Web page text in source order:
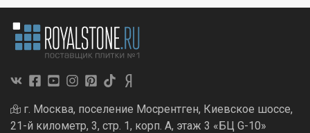
г. Москва, поселение Мосрентген, Киевское шоссе,
21-й километр, 3, стр. 1, корп. А, этаж 3 «БЦ G-10»